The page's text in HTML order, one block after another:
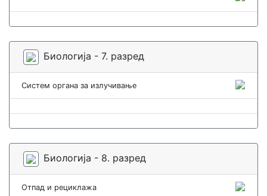
Биологија - 7. разред
Систем органа за излучивање
Биологија - 8. разред
Отпад и рециклажа